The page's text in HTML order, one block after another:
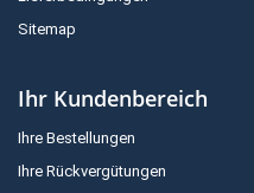
Sitemap
Ihr Kundenbereich
Ihre Bestellungen
Ihre Rückvergütungen